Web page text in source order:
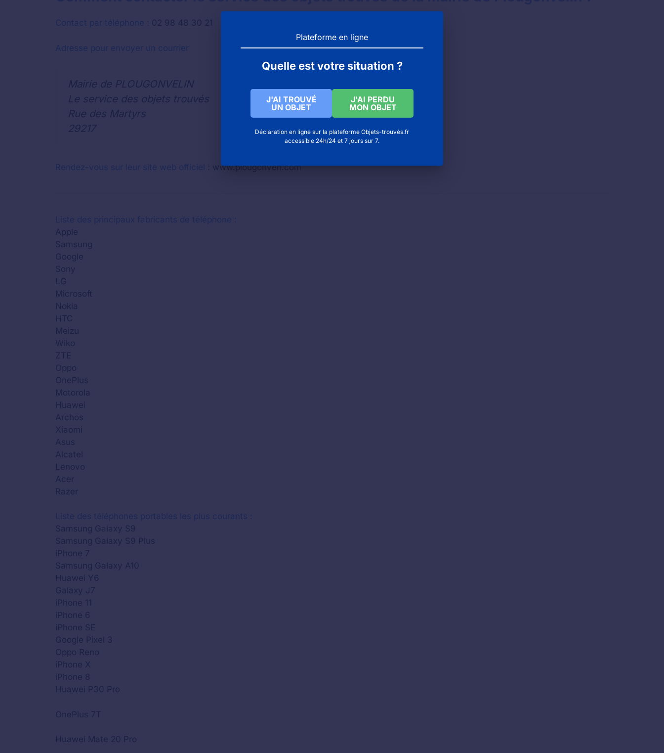
Contact par téléphone : 02 98 48 30 21
Adresse pour envoyer un courrier
Mairie de PLOUGONVELIN
Le service des objets trouvés
Rue des Martyrs
29217
Rendez-vous sur leur site web officiel : www.plougonven.com
Liste des principaux fabricants de téléphone :
Apple
Samsung
Google
Sony
LG
Microsoft
Nokia
HTC
Meizu
Wiko
ZTE
Oppo
OnePlus
Motorola
Huawei
Archos
Xiaomi
Asus
Alcatel
Lenovo
Acer
Razer
Liste des téléphones portables les plus courants :
Samsung Galaxy S9
Samsung Galaxy S9 Plus
iPhone 7
Samsung Galaxy A10
Huawei Y6
Galaxy J7
iPhone 11
iPhone 6
iPhone SE
Google Pixel 3
Oppo Reno
iPhone X
iPhone 8
Huawei P30 Pro
OnePlus 7T
Huawei Mate 20 Pro
Plateforme en ligne
Quelle est votre situation ?
J'AI TROUVÉ
UN OBJET
J'AI PERDU
MON OBJET
Déclaration en ligne sur la plateforme Objets-trouvés.fr
accessible 24h/24 et 7 jours sur 7.